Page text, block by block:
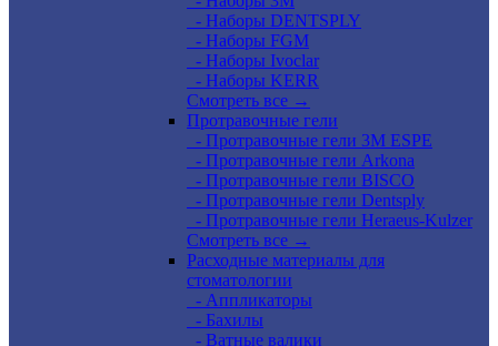
- Наборы DENTSPLY
- Наборы FGM
- Наборы Ivoclar
- Наборы KERR
Смотреть все →
Протравочные гели
- Протравочные гели 3М ESPE
- Протравочные гели Arkona
- Протравочные гели BISCO
- Протравочные гели Dentsply
- Протравочные гели Heraeus-Kulzer
Смотреть все →
Расходные материалы для
стоматологии
- Аппликаторы
- Бахилы
- Ватные валики